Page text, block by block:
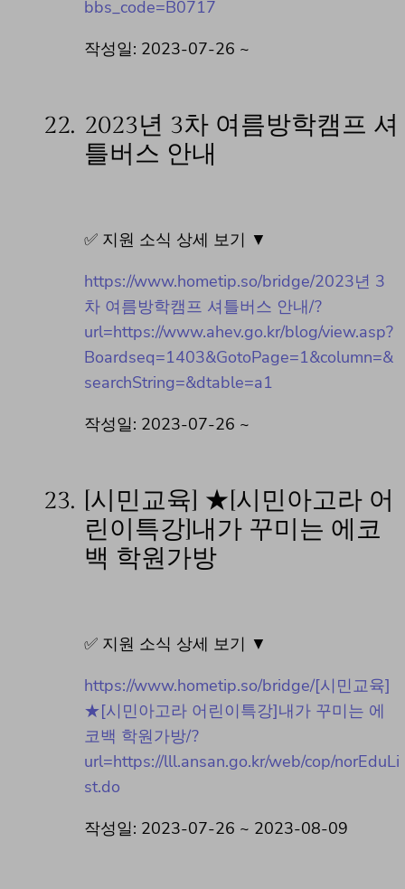
bbs_code=B0717
작성일: 2023-07-26 ~
22. 2023년 3차 여름방학캠프 셔
틀버스 안내
✅ 지원 소식 상세 보기 ▼
https://www.hometip.so/bridge/2023년 3
차 여름방학캠프 셔틀버스 안내/?
url=https://www.ahev.go.kr/blog/view.asp?
Boardseq=1403&GotoPage=1&column=&
searchString=&dtable=a1
작성일: 2023-07-26 ~
23. [시민교육] ★[시민아고라 어
린이특강]내가 꾸미는 에코
백 학원가방
✅ 지원 소식 상세 보기 ▼
https://www.hometip.so/bridge/[시민교육]
★[시민아고라 어린이특강]내가 꾸미는 에
코백 학원가방/?
url=https://lll.ansan.go.kr/web/cop/norEduLi
st.do
작성일: 2023-07-26 ~ 2023-08-09